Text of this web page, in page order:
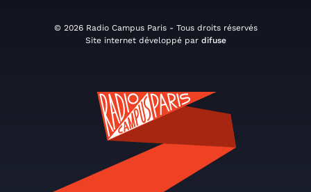
© 2026 Radio Campus Paris - Tous droits réservés
Site internet développé par difuse